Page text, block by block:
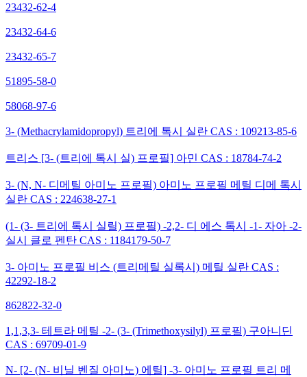
23432-62-4
23432-64-6
23432-65-7
51895-58-0
58068-97-6
3- (Methacrylamidopropyl) 트리에 톡시 실란 CAS : 109213-85-6
트리스 [3- (트리에 톡시 실) 프로필] 아민 CAS : 18784-74-2
3- (N, N- 디메틸 아미노 프로필) 아미노 프로필 메틸 디메 톡시
실란 CAS : 224638-27-1
(1- (3- 트리에 톡시 실릴) 프로필) -2,2- 디 에스 톡시 -1- 자아 -2-
실시 클로 펜탄 CAS : 1184179-50-7
3- 아미노 프로필 비스 (트리메틸 실록시) 메틸 실란 CAS :
42292-18-2
862822-32-0
1,1,3,3- 테트라 메틸 -2- (3- (Trimethoxysilyl) 프로필) 구아니딘
CAS : 69709-01-9
N- [2- (N- 비닐 벤질 아미노) 에틸] -3- 아미노 프로필 트리 메